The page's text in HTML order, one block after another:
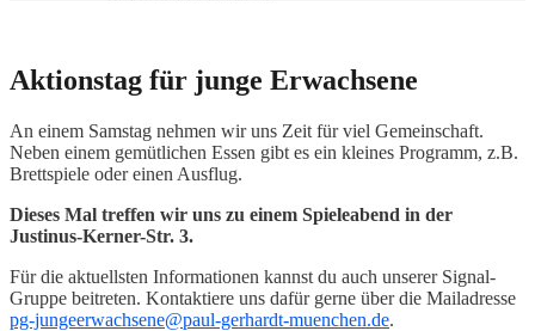
Aktionstag für junge Erwachsene
An einem Samstag nehmen wir uns Zeit für viel Gemeinschaft.
Neben einem gemütlichen Essen gibt es ein kleines Programm, z.B.
Brettspiele oder einen Ausflug.
Dieses Mal treffen wir uns zu einem Spieleabend in der
Justinus-Kerner-Str. 3.
Für die aktuellsten Informationen kannst du auch unserer Signal-
Gruppe beitreten. Kontaktiere uns dafür gerne über die Mailadresse
pg-jungeerwachsene@paul-gerhardt-muenchen.de.